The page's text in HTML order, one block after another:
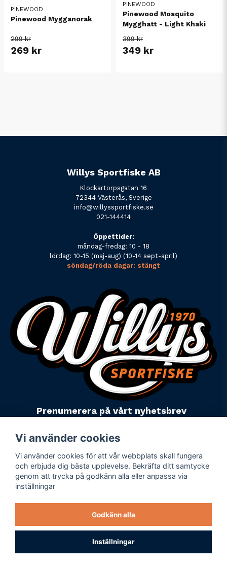
PINEWOOD
Pinewood Mygganorak
299 kr
269 kr
PINEWOOD
Pinewood Mosquito
Mygghatt - Light Khaki
399 kr
349 kr
Willys Sportfiske AB
Klockartorpsgatan 16
72344 Västerås, Sverige
info@willyssportfiske.se
021-144414
Öppettider:
måndag-fredag: 10 - 18
lördag: 10-15 (maj-aug) (10-14 sept-april)
söndag/röda dagar: stängt
Prenumerera på vårt nyhetsbrev
Powered by Nyehandel AB
Företagsuppgifter
Personuppgiftspolicy
Varumärken
Vi använder cookies
Vi använder cookies för att vår webbplats skall fungera
och erbjuda dig bästa upplevelse. Bekräfta ditt samtycke
genom att trycka på godkänn alla eller anpassa via
inställningar
Godkänn alla
Inställningar